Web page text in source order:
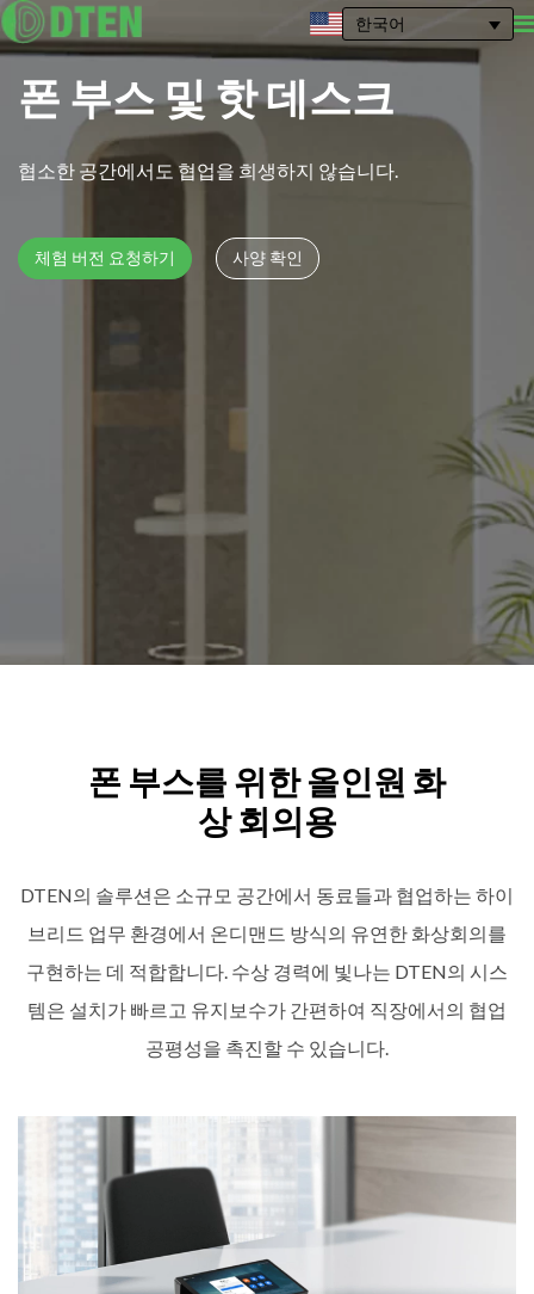
한국어
폰 부스 및 핫 데스크
협소한 공간에서도 협업을 희생하지 않습니다.
체험 버전 요청하기 사양 확인
폰 부스를 위한 올인원 화
상 회의용
DTEN의 솔루션은 소규모 공간에서 동료들과 협업하는 하이
브리드 업무 환경에서 온디맨드 방식의 유연한 화상회의를
구현하는 데 적합합니다. 수상 경력에 빛나는 DTEN의 시스
템은 설치가 빠르고 유지보수가 간편하여 직장에서의 협업
공평성을 촉진할 수 있습니다.